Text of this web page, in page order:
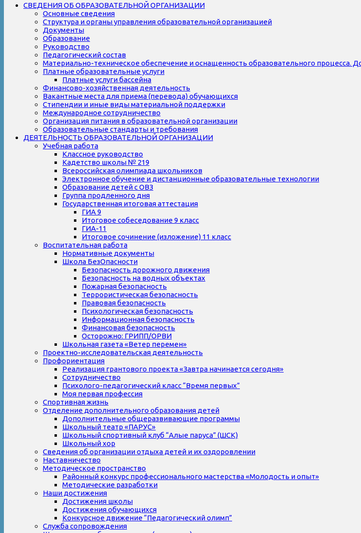
СВЕДЕНИЯ ОБ ОБРАЗОВАТЕЛЬНОЙ ОРГАНИЗАЦИИ
Основные сведения
Структура и органы управления образовательной организацией
Документы
Образование
Руководство
Педагогический состав
Материально-техническое обеспечение и оснащенность образовательного процесса.
Платные образовательные услуги
Платные услуги бассейна
Финансово-хозяйственная деятельность
Вакантные места для приема (перевода) обучающихся
Стипендии и иные виды материальной поддержки
Международное сотрудничество
Организация питания в образовательной организации
Образовательные стандарты и требования
ДЕЯТЕЛЬНОСТЬ ОБРАЗОВАТЕЛЬНОЙ ОРГАНИЗАЦИИ
Учебная работа
Классное руководство
Кадетство школы № 219
Всероссийская олимпиада школьников
Электронное обучение и дистанционные образовательные технологии
Образование детей с ОВЗ
Группа продленного дня
Государственная итоговая аттестация
ГИА 9
Итоговое собеседование 9 класс
ГИА-11
Итоговое сочинение (изложение) 11 класс
Воспитательная работа
Нормативные документы
Школа БезОпасности
Безопасность дорожного движения
Безопасность на водных объектах
Пожарная безопасность
Террористическая безопасность
Правовая безопасность
Психологическая безопасность
Информационная безопасность
Финансовая безопасность
Осторожно: ГРИПП/ОРВИ
Школьная газета «Ветер перемен»
Проектно-исследовательская деятельность
Профориентация
Реализация грантового проекта «Завтра начинается сегодня»
Сотрудничество
Психолого-педагогический класс “Время первых”
Моя первая профессия
Спортивная жизнь
Отделение дополнительного образования детей
Дополнительные общеразвивающие программы
Школьный театр «ПАРУС»
Школьный спортивный клуб “Алые паруса” (ШСК)
Школьный хор
Сведения об организации отдыха детей и их оздоровлении
Наставничество
Методическое пространство
Районный конкурс профессионального мастерства «Молодость и опыт»
Методические разработки
Наши достижения
Достижения школы
Достижения обучающихся
Конкурсное движение “Педагогический олимп”
Служба сопровождения